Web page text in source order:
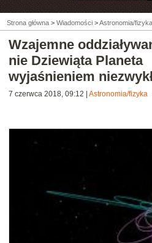
Strona główna > Wiadomości >Astronomia/fizyka
Wzajemne
nie Dziewiąta Planeta
wyjaśnieniem
7 czerwca 2018, 09:12 Astronomia/fizyka